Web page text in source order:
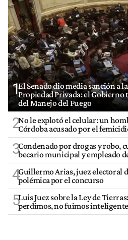
1El Senado dio media sanción a
Propiedad Privada: el Gobierno
del Manejo del Fuego
2No le explotó el celular: un
Córdoba acusado por el
3Condenado por drogas y robo,
becario municipal y empleado
4Guillermo Arias, juez electoral
polémica por el concurso
5Luis Juez sobre la Ley de
perdimos, no fuimos